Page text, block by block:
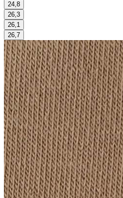
24,8
26,3
26,1
26,7